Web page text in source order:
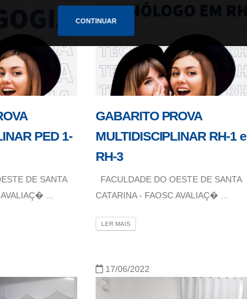
CONTINUAR
PED 1-
DE SANTA
...
GABARITO PROVA
MULTIDISCIPLINAR RH-1 e
RH-3
FACULDADE DO OESTE DE SANTA
CATARINA - FAOSC AVALIAÇ� ...
LER MAIS
17/06/2022